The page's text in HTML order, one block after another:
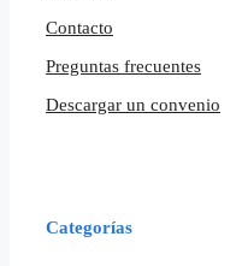
Contacto
Preguntas frecuentes
Descargar un convenio
Categorías